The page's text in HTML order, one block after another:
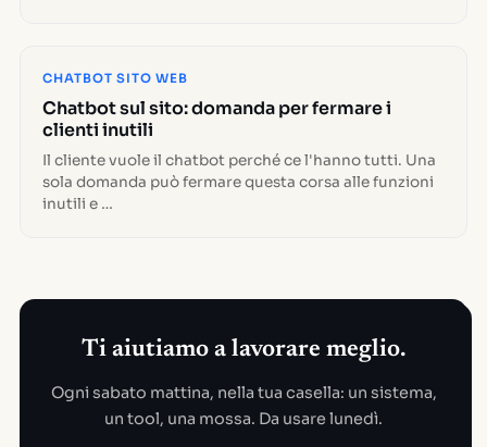
CHATBOT SITO WEB
Chatbot sul sito: domanda per fermare i
clienti inutili
Il cliente vuole il chatbot perché ce l'hanno tutti. Una
sola domanda può fermare questa corsa alle funzioni
inutili e …
Ti aiutiamo a lavorare meglio.
Ogni sabato mattina, nella tua casella: un sistema,
un tool, una mossa. Da usare lunedì.